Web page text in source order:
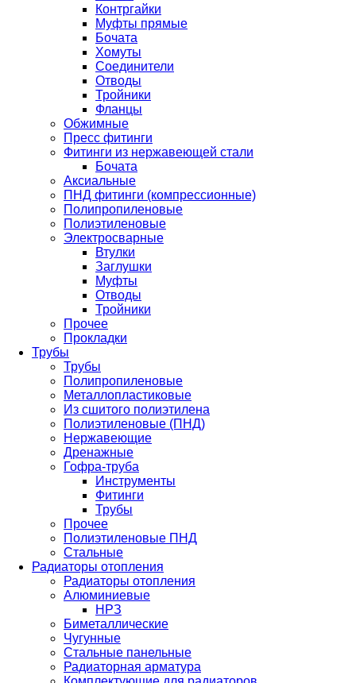
Контргайки
Муфты прямые
Бочата
Хомуты
Соединители
Отводы
Тройники
Фланцы
Обжимные
Пресс фитинги
Фитинги из нержавеющей стали
Бочата
Аксиальные
ПНД фитинги (компрессионные)
Полипропиленовые
Полиэтиленовые
Электросварные
Втулки
Заглушки
Муфты
Отводы
Тройники
Прочее
Прокладки
Трубы
Трубы
Полипропиленовые
Металлопластиковые
Из сшитого полиэтилена
Полиэтиленовые (ПНД)
Нержавеющие
Дренажные
Гофра-труба
Инструменты
Фитинги
Трубы
Прочее
Полиэтиленовые ПНД
Стальные
Радиаторы отопления
Радиаторы отопления
Алюминиевые
НРЗ
Биметаллические
Чугунные
Стальные панельные
Радиаторная арматура